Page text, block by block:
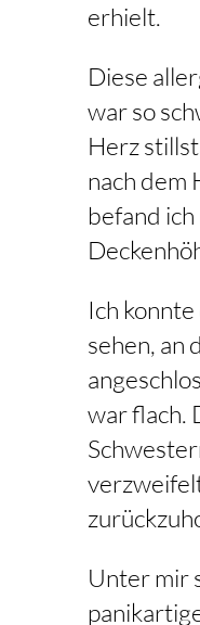
erhielt.
Diese
war so
Herz
nach dem
befand
Ich
sehen, an
war flach.
Unter mir